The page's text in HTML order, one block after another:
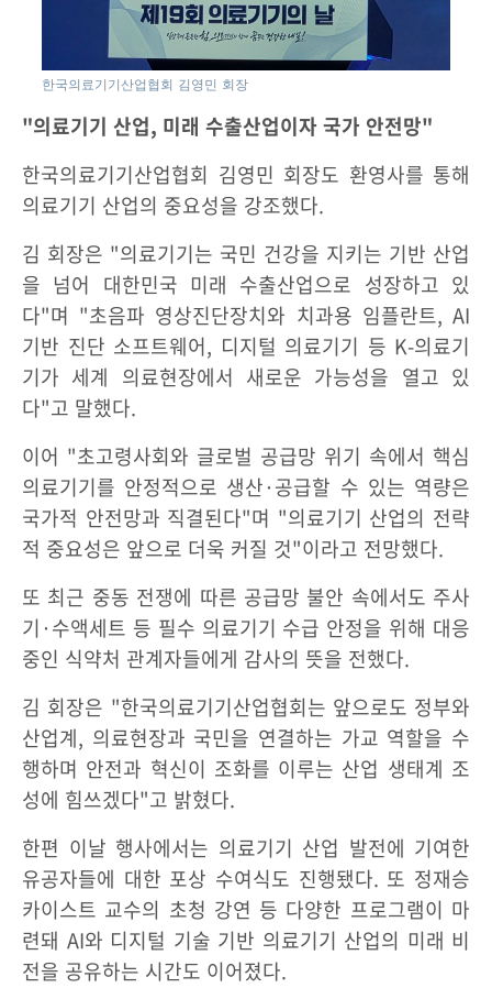
한국의료기기산업협회 김영민 회장
"의료기기 산업, 미래 수출산업이자 국가 안전망"
한국의료기기산업협회 김영민 회장도 환영사를 통해
의료기기 산업의 중요성을 강조했다.
김 회장은 "의료기기는 국민 건강을 지키는 기반 산업
을 넘어 대한민국 미래 수출산업으로 성장하고 있
다"며 "초음파 영상진단장치와 치과용 임플란트, AI
기반 진단 소프트웨어, 디지털 의료기기 등 K-의료기
기가 세계 의료현장에서 새로운 가능성을 열고 있
다"고 말했다.
이어 "초고령사회와 글로벌 공급망 위기 속에서 핵심
의료기기를 안정적으로 생산·공급할 수 있는 역량은
국가적 안전망과 직결된다"며 "의료기기 산업의 전략
적 중요성은 앞으로 더욱 커질 것"이라고 전망했다.
또 최근 중동 전쟁에 따른 공급망 불안 속에서도 주사
기·수액세트 등 필수 의료기기 수급 안정을 위해 대응
중인 식약처 관계자들에게 감사의 뜻을 전했다.
김 회장은 "한국의료기기산업협회는 앞으로도 정부와
산업계, 의료현장과 국민을 연결하는 가교 역할을 수
행하며 안전과 혁신이 조화를 이루는 산업 생태계 조
성에 힘쓰겠다"고 밝혔다.
한편 이날 행사에서는 의료기기 산업 발전에 기여한
유공자들에 대한 포상 수여식도 진행됐다. 또 정재승
카이스트 교수의 초청 강연 등 다양한 프로그램이 마
련돼 AI와 디지털 기술 기반 의료기기 산업의 미래 비
전을 공유하는 시간도 이어졌다.